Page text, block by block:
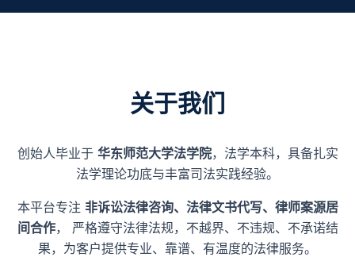
关于我们
创始人毕业于 华东师范大学法学院，法学本科，具备扎实
法学理论功底与丰富司法实践经验。
本平台专注 非诉讼法律咨询、法律文书代写、律师案源居
间合作， 严格遵守法律法规，不越界、不违规、不承诺结
果，为客户提供专业、靠谱、有温度的法律服务。